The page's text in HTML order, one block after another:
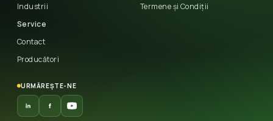
Industrii
Service
Contact
Producători
Termene și Condiții
URMĂREȘTE-NE